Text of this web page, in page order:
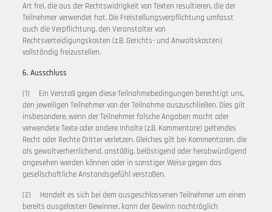
Art frei, die aus der Rechtswidrigkeit von Texten resultieren, die der
Teilnehmer verwendet hat. Die Freistellungsverpflichtung umfasst
auch die Verpflichtung, den Veranstalter von
Rechtsverteidigungskosten (z.B. Gerichts- und Anwaltskosten)
vollständig freizustellen.
6. Ausschluss
(1) Ein Verstoß gegen diese Teilnahmebedingungen berechtigt uns,
den jeweiligen Teilnehmer von der Teilnahme auszuschließen. Dies gilt
insbesondere, wenn der Teilnehmer falsche Angaben macht oder
verwendete Texte oder andere Inhalte (z.B. Kommentare) geltendes
Recht oder Rechte Dritter verletzen. Gleiches gilt bei Kommentaren, die
als gewaltverherrlichend, anstößig, belästigend oder herabwürdigend
angesehen werden können oder in sonstiger Weise gegen das
gesellschaftliche Anstandsgefühl verstoßen.
(2) Handelt es sich bei dem ausgeschlossenen Teilnehmer um einen
bereits ausgelosten Gewinner, kann der Gewinn nachträglich